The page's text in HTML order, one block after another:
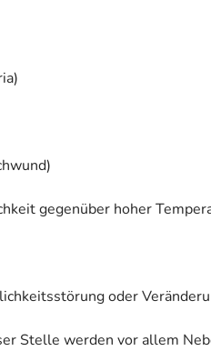
gegenüber hoher
oder
Stelle werden vor allem